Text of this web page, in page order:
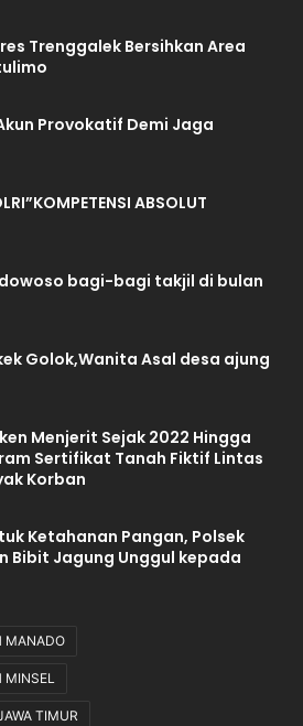
Trenggalek Bersihkan Area
Provokatif Demi Jaga
ABSOLUT
bagi-bagi takjil di bulan
Golok,Wanita Asal desa ajung
Menjerit Sejak 2022 Hingga
Sertifikat Tanah Fiktif Lintas
Korban
Ketahanan Pangan, Polsek
Bibit Jagung Unggul kepada
MANADO
TIMUR